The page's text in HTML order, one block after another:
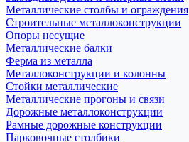
Металлические столбы и ограждения
Строительные металлоконструкции
Опоры несущие
Металлические балки
Ферма из металла
Металлоконструкции и колонны
Стойки металлические
Металлические прогоны и связи
Дорожные металлоконструкции
Рамные дорожные конструкции
Парковочные столбики